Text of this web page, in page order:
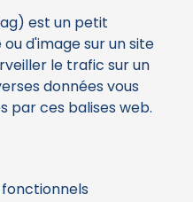
est un petit
d'image sur un site
le trafic sur un
données vous
par ces balises web.
fonctionnels